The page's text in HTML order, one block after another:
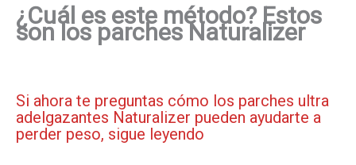
¿Cuál es este método? Estos
son los parches Naturalizer
Si ahora te preguntas cómo los parches ultra
adelgazantes Naturalizer pueden ayudarte a
perder peso, sigue leyendo